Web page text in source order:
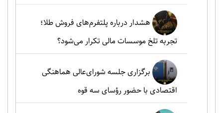
هشدار درباره پلتفرم‌های فروش طلا؛
تجربه تلخ موسسات مالی تکرار می‌شود؟
برگزاری جلسه شورای‌عالی هماهنگی
اقتصادی با حضور رؤسای سه قوه